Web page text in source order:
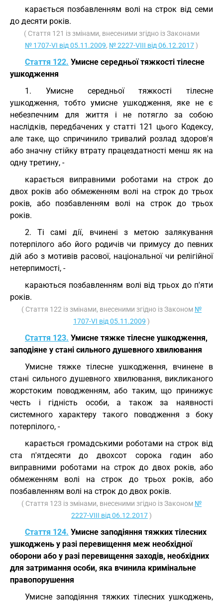
карається позбавленням волі на строк від семи
до десяти років.
( Стаття 121 із змінами, внесеними згідно із Законами
№ 1707-VI від 05.11.2009, № 2227-VIII від 06.12.2017)
Стаття 122. Умисне середньої тяжкості тілесне
ушкодження
1. Умисне середньої тяжкості тілесне
ушкодження, тобто умисне ушкодження, яке не є
небезпечним для життя і не потягло за собою
наслідків, передбачених у статті 121 цього Кодексу,
але таке, що спричинило тривалий розлад здоров'я
або значну стійку втрату працездатності менш як на
одну третину, -
карається виправними роботами на строк до
двох років або обмеженням волі на строк до трьох
років, або позбавленням волі на строк до трьох
років.
2. Ті самі дії, вчинені з метою залякування
потерпілого або його родичів чи примусу до певних
дій або з мотивів расової, національної чи релігійної
нетерпимості, -
караються позбавленням волі від трьох до п'яти
років.
( Стаття 122 із змінами, внесеними згідно із Законом №
1707-VI від 05.11.2009 )
Стаття 123. Умисне тяжке тілесне ушкодження,
заподіяне у стані сильного душевного хвилювання
Умисне тяжке тілесне ушкодження, вчинене в
стані сильного душевного хвилювання, викликаного
жорстоким поводженням, або таким, що принижує
честь і гідність особи, а також за наявності
системного характеру такого поводження з боку
потерпілого, -
карається громадськими роботами на строк від
ста п'ятдесяти до двохсот сорока годин або
виправними роботами на строк до двох років, або
обмеженням волі на строк до трьох років, або
позбавленням волі на строк до двох років.
( Стаття 123 із змінами, внесеними згідно із Законом №
2227-VIII від 06.12.2017)
Стаття 124. Умисне заподіяння тяжких тілесних
ушкоджень у разі перевищення меж необхідної
оборони або у разі перевищення заходів, необхідних
для затримання особи, яка вчинила кримінальне
правопорушення
Умисне заподіяння тяжких тілесних ушкоджень,